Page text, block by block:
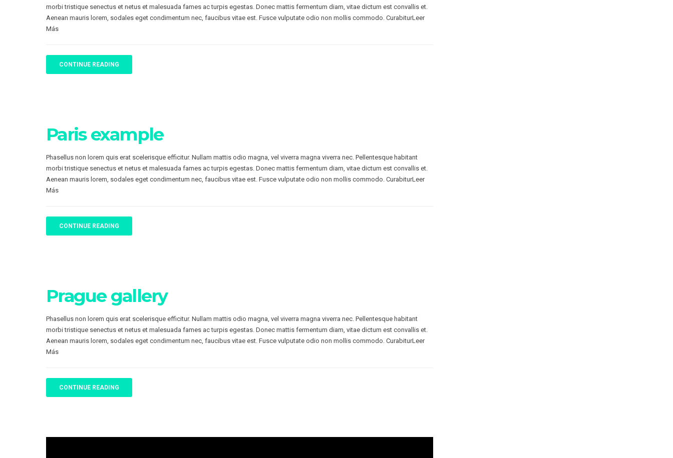
morbi tristique senectus et netus et malesuada fames ac turpis egestas. Donec mattis fermentum diam, vitae dictum est convallis et.
Aenean mauris lorem, sodales eget condimentum nec, faucibus vitae est. Fusce vulputate odio non mollis commodo. CurabiturLeer
Más
CONTINUE READING
Paris example
Phasellus non lorem quis erat scelerisque efficitur. Nullam mattis odio magna, vel viverra magna viverra nec. Pellentesque habitant
morbi tristique senectus et netus et malesuada fames ac turpis egestas. Donec mattis fermentum diam, vitae dictum est convallis et.
Aenean mauris lorem, sodales eget condimentum nec, faucibus vitae est. Fusce vulputate odio non mollis commodo. CurabiturLeer
Más
CONTINUE READING
Prague gallery
Phasellus non lorem quis erat scelerisque efficitur. Nullam mattis odio magna, vel viverra magna viverra nec. Pellentesque habitant
morbi tristique senectus et netus et malesuada fames ac turpis egestas. Donec mattis fermentum diam, vitae dictum est convallis et.
Aenean mauris lorem, sodales eget condimentum nec, faucibus vitae est. Fusce vulputate odio non mollis commodo. CurabiturLeer
Más
CONTINUE READING